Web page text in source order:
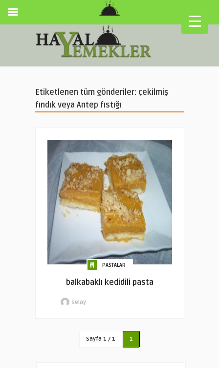
Etiketlenen tüm gönderiler: çekilmiş
fındık veya Antep fıstığı
PASTALAR
balkabaklı kedidili pasta
selay
Sayfa 1 / 1 1